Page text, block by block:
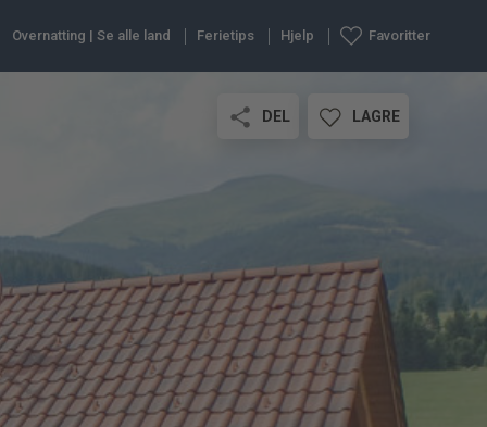
Overnatting | Se alle land Ferietips Hjelp Favoritter
DEL LAGRE